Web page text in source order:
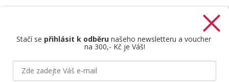
Stačí se přihlásit k odběrunašeho newsletteru a voucher
na 300,- Kč je Váš!